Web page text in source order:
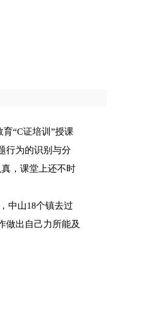
“C证培训”授课
行为的识别与分
，课堂上还不时
中山18个镇去过
做出自己力所能及